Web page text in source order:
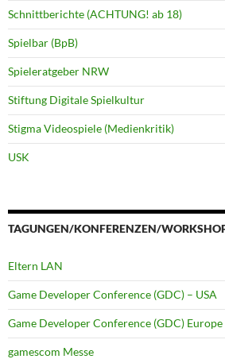
Schnittberichte (ACHTUNG! ab 18)
Spielbar (BpB)
Spieleratgeber NRW
Stiftung Digitale Spielkultur
Stigma Videospiele (Medienkritik)
USK
TAGUNGEN/KONFERENZEN/
Eltern LAN
Game Developer Conference (GDC) – USA
Game Developer Conference (GDC) Europe
gamescom Messe